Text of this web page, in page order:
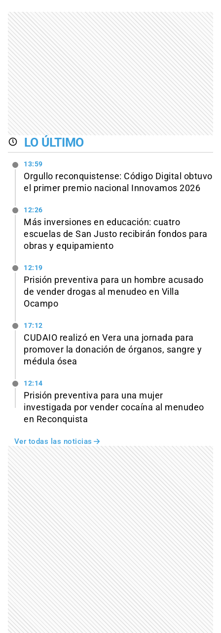
LO ÚLTIMO
13:59
Orgullo reconquistense: Código Digital obtuvo
el primer premio nacional Innovamos 2026
12:26
Más inversiones en educación: cuatro
escuelas de San Justo recibirán fondos para
obras y equipamiento
12:19
Prisión preventiva para un hombre acusado
de vender drogas al menudeo en Villa
Ocampo
17:12
CUDAIO realizó en Vera una jornada para
promover la donación de órganos, sangre y
médula ósea
12:14
Prisión preventiva para una mujer
investigada por vender cocaína al menudeo
en Reconquista
Ver todas las noticias